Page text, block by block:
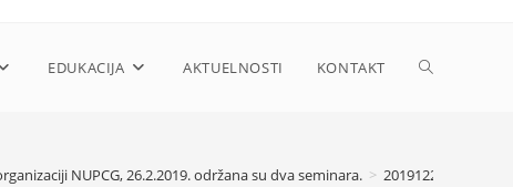
EDUKACIJA AKTUELNOSTI KONTAKT Toggle
NUPCG, 26.2.2019. održana su dva seminara. > 20191226_092811